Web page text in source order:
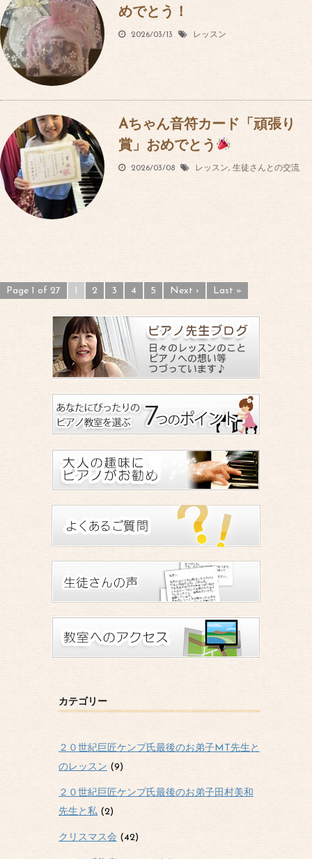
めでとう！
2026/03/13 レッスン
Aちゃん音符カード「頑張り
賞」おめでとう
2026/03/08 レッスン, 生徒さんとの交流
Page 1 of 27 1 2 3 4 5 Next › Last »
カテゴリー
２０世紀巨匠ケンプ氏最後のお弟子MT先生と
のレッスン (9)
２０世紀巨匠ケンプ氏最後のお弟子田村美和
先生と私 (2)
クリスマス会 (42)